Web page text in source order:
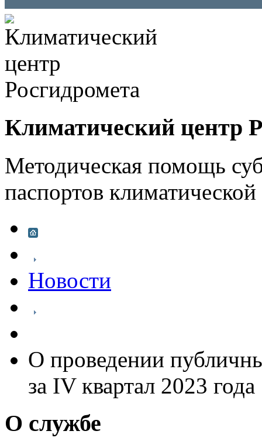
Климатический центр
Методическая помощь
паспортов
Новости
О проведении
за IV квартал 2023 года
О службе